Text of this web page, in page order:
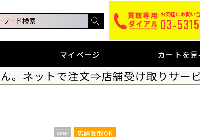
お気軽にお問い
03-
マイページ カートを見
。ネットで注文⇒店舗受け取りサー
店舗受取OK